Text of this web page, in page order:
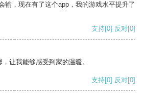
输，现在有了这个app，我的游戏水平提升了
支持[0] 反对[0]
让我能够感受到家的温暖。
支持[0] 反对[0]